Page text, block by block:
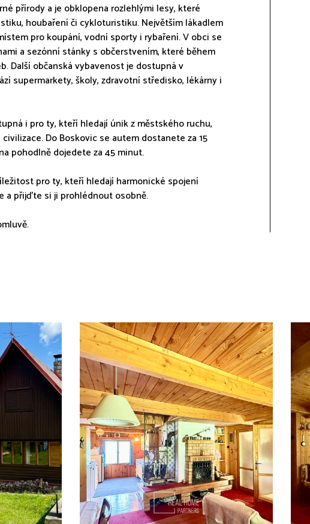
přírody a je obklopena rozlehlými lesy, které
houbaření či cykloturistiku. Největším lákadlem
pro koupání, vodní sporty i rybaření. V obci se
a sezónní stánky s občerstvením, které během
Další občanská vybavenost je dostupná v
supermarkety, školy, zdravotní středisko, lékárny i
i pro ty, kteří hledají únik z městského ruchu,
Do Boskovic se autem dostanete za 15
pohodlně dojedete za 45 minut.
pro ty, kteří hledají harmonické spojení
a přijďte si ji prohlédnout osobně.